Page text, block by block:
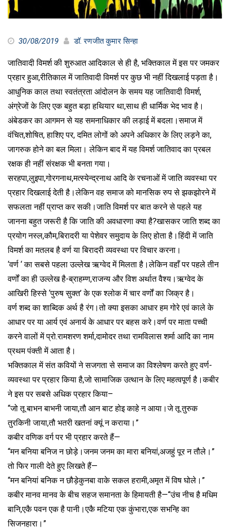
30/08/2019 डॉ. रणजीत कुमार सिन्हा
जातिवादी विमर्श की शुरुआत आदिकाल से ही है, भक्तिकाल में इस पर जमकर
प्रहार हुआ,रीतिकाल में जातिवादी विमर्श पर कुछ भी नहीं दिखलाई पड़ता है।
आधुनिक काल तथा स्वतंत्रता आंदोलन के समय यह जातिवादी विमर्श,
अंग्रेजों के लिए एक बहुत बड़ा हथियार था,साथ ही धार्मिक भेद भाव है।
अंबेडकर का आगमन से यह समनाधिकार की लड़ाई में बदला।समाज में
वंचित,शोषित, हाशिए पर, दमित लोगों को अपने अधिकार के लिए लड़ने का,
जागरुक होने का बल मिला। लेकिन बाद में यह विमर्श जातिवाद का प्रबल
रक्षक ही नहीं संरक्षक भी बनता गया।
सरहपा,लुइपा,गोरगनाथ,मत्स्येन्द्रनाथ आदि के रचनाओं में जाति व्यवस्था पर
प्रहार दिखलाई देती है।लेकिन वह समाज को मानसिक रुप से झकझोरने में
सफलता नहीं प्राप्त कर सकी।जाति विमर्श पर बात करने से पहले यह
जानना बहुत जरूरी है कि जाति की अवधारणा क्या है?खासकर जाति शब्द का
प्रयोग नस्ल,कौम,बिरादरी या पेशेवर समुदाय के लिए होता है।हिंदी में जाति
विमर्श का मतलब है वर्ण या बिरादरी व्यवस्था पर विचार करना।
‘वर्ण ‘ का सबसे पहला उल्लेख ऋग्वेद में मिलता है।लेकिन वहाँ पर पहले तीन
वर्णों का ही उल्लेख है-ब्राहम्ण,राजन्य और विश अर्थात वैश्य।ऋग्वेद के
आखिरी हिस्से ‘पुरुष सुक्त’ के एक श्लोक में चार वर्णों का जिक्र है।
वर्ण शब्द का शाब्दिक अर्थ है रंग।तो क्या इसका आधार हम गोरे एवं काले के
आधार पर या आर्य एवं अनार्य के आधार पर बहस करे।वर्ण पर माता पच्ची
करने वालों में प्रो.रामशरण शर्मा,दामोदर तथा रामविलास शर्मा आदि का नाम
प्रथम पंक्ती में आता है।
भक्तिकाल में संत कवियों ने सजगता से समाज का विश्लेषण करते हुए वर्ण-
व्यवस्था पर प्रहार किया है,जो सामाजिक उत्थान के लिए महत्वपूर्ण है।कबीर
ने इस पर सबसे अधिक प्रहार किया–
“जो तू बाभन बाभनी जाया,तौ आन बाट होइ काहे न आया।जे तू तुरुक
तुरकिनी जाया,तौ भतरी खतनां क्यूं न कराया।”
कबीर वणिक वर्ग पर भी प्रहार करते हैं—
“मन बनिया बनिज न छोड़े।जनम जनम का मारा बनियां,अजहुं पूर न तौले।”
तो फिर गाली देते हुए लिखते हैं—
“मन बनियां बनिक न छौड़ेकुनबा वाके सकल हरामी,अमृत में विष घोले।”
कबीर मानव मानव के बीच सहज समानता के हिमायती है—“उंच नीच है मधिम
बानि,एकै पवन एक है पानी।एकै मटिया एक कुंभारा,एक सभन्हि का
सिजनहारा।”